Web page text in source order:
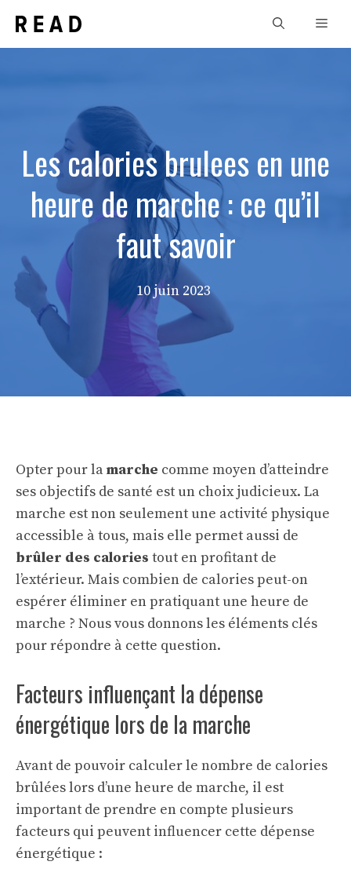
contenu
Les calories brulees en une
heure de marche : ce qu’il
faut savoir
10 juin 2023
Opter pour lamarche comme moyen d’atteindre
ses objectifs de santé est un choix judicieux. La
marche est non seulement une activité physique
accessible à tous, mais elle permet aussi de
brûler des calories tout en profitant de
l’extérieur. Mais combien de calories peut-on
espérer éliminer en pratiquant une heure de
marche ? Nous vous donnons les éléments clés
pour répondre à cette question.
Facteurs influençant la dépense
énergétique lors de la marche
Avant de pouvoir calculer le nombre de calories
brûlées lors d’une heure de marche, il est
important de prendre en compte plusieurs
facteurs qui peuvent influencer cette dépense
énergétique :